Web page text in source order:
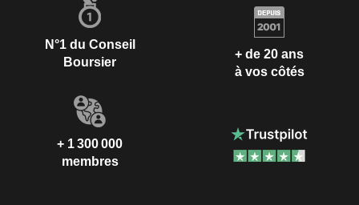
N°1 du Conseil
Boursier
+ de 20 ans
à vos côtés
+ 1 300 000
membres